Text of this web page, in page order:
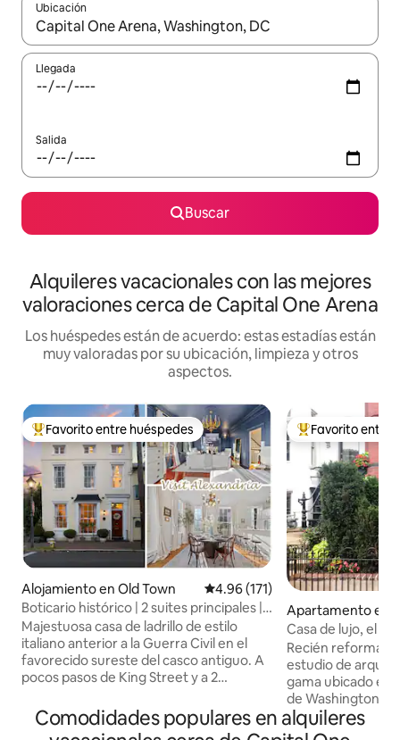
Ubicación
Cuando los resultados estén disponibles, navega con las
Llegada
Salida
Buscar
Alquileres vacacionales con las mejores
valoraciones cerca de Capital One Arena
Los huéspedes están de acuerdo: estas estadías están
muy valoradas por su ubicación, limpieza y otros
aspectos.
Favorito entre huéspedes preferido
Favorito entre huéspedes
Alojamiento en Old Town Calificación promedio: 4.96 de
4.96 (171)
Boticario histórico | 2 suites principales |
Casco antiguo
Majestuosa casa de ladrillo de estilo
italiano anterior a la Guerra Civil en el
favorecido sureste del casco antiguo. A
pocos pasos de King Street y a 2
ubicación es inmejorable! Esta casa de 3
pisos establecida en el siglo XIX sirvió
Favorito entre
Favorito entre
Apartamento en
Washington
Casa de lujo, el
caminar de DC,
Recién
estudio de
gama ubicado en
de Washington. A poca distancia a pie de
muchos
nocturna y a 1
Comodidades populares en alquileres